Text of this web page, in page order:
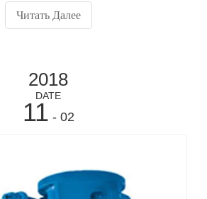
для сточных вод не способен
твердые частицы шлама.
Читать Далее
2018
DATE
11 - 02